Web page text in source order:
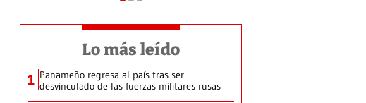
Lo más leído
1 Panameño regresa al país tras ser
desvinculado de las fuerzas militares rusas